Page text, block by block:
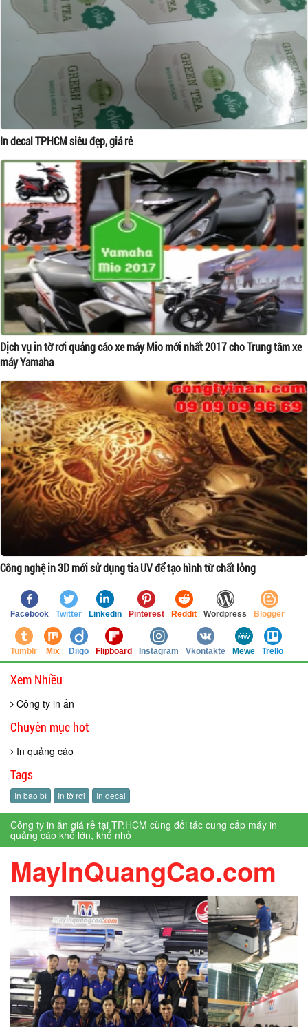
In decal TPHCM siêu đẹp, giá rẻ
Dịch vụ in tờ rơi quảng cáo xe máy Mio mới nhất 2017 cho Trung tâm xe
máy Yamaha
Công nghệ in 3D mới sử dụng tia UV để tạo hình từ chất lỏng
Facebook Twitter Linkedin Pinterest Reddit Wordpress Blogger
Tumblr Mix Diigo Flipboard Instagram Vkontakte Mewe Trello
Xem Nhiều
Công ty in ấn
Chuyên mục hot
In quảng cáo
Tags
In bao bì In tờ rơi In decal
Công ty in ấn giá rẻ tại TP.HCM cùng đối tác cung cấp máy in
quảng cáo khổ lớn, khổ nhỏ
MayInQuangCao.com